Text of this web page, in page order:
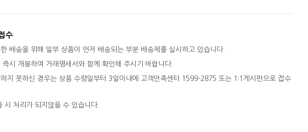
수
배송을 위해 일부 상품이 먼저 배송되는 부분 배송제를 실시하고 있습니다.
시 개봉하여 거래명세서와 함께 확인해 주시기 바랍니다.
지 못하신 경우는 상품 수령일부터 3일이내에 고객만족센터 1599-2875 또는 1:1게시판으로 접수
시 처리가 되지않을 수 있습니다.